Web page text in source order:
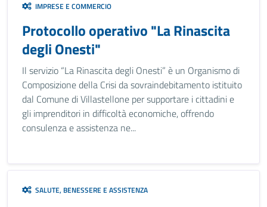
IMPRESE E COMMERCIO
Protocollo operativo "La Rinascita
degli Onesti"
Il servizio “La Rinascita degli Onesti” è un Organismo di
Composizione della Crisi da sovraindebitamento istituito
dal Comune di Villastellone per supportare i cittadini e
gli imprenditori in difficoltà economiche, offrendo
consulenza e assistenza ne...
SALUTE, BENESSERE E ASSISTENZA